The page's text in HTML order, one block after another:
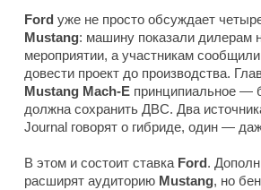
Ford уже не просто обсуждает
Mustang: машину показали дилерам
мероприятии, а участникам
довести проект до производства.
Mustang Mach-E принципиальное —
должна сохранить ДВС. Два
Journal говорят о гибриде, один —
В этом и состоит ставка Ford.
расширят аудиторию Mustang, но